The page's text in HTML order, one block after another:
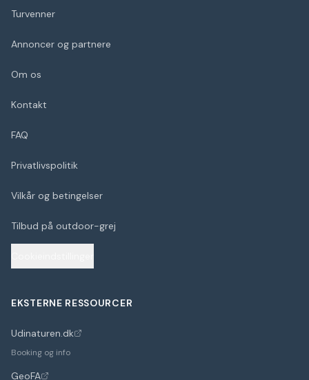
Turvenner
Annoncer og partnere
Om os
Kontakt
FAQ
Privatlivspolitik
Vilkår og betingelser
Tilbud på outdoor-grej
EKSTERNE RESSOURCER
Udinaturen.dk
(åbner i nyt faneblad)
Booking og info
GeoFA